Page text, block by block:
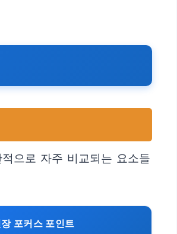
으로 자주 비교되는 요소들
포커스 포인트